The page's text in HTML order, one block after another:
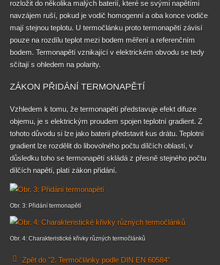
rozložit do několika malých baterií, které se svými napětími
navzájem ruší, pokud je vodič homogenní a oba konce vodiče
mají stejnou teplotu. U termočlánku proto termonapětí závisí
pouze na rozdílu teplot mezi bodem měření a referenčním
bodem. Termonapětí vznikající v elektrickém obvodu se tedy
sčítají s ohledem na polarity.
ZÁKON PŘIDÁNÍ TERMONAPĚTÍ
Vzhledem k tomu, že termonapětí představuje efekt difuze
objemu, je s elektrickým proudem spojen teplotní gradient. Z
tohoto důvodu si lze jako baterii představit kus drátu. Teplotní
gradient lze rozdělit do libovolného počtu dílčích oblastí, v
důsledku toho se termonapětí skládá z přesně stejného počtu
dílčích napětí, platí zákon přidání.
Obr. 3: Přidání termonapětí
Obr. 4: Charakteristické křivky různých termočlánků
Zpět do "2. Termočlánky podle DIN EN 60584"